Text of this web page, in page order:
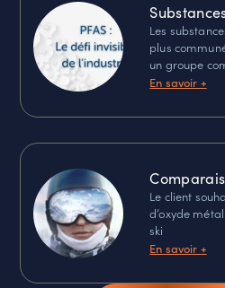
Les
plus
un groupe
composés
En savoir +
dépôt
un
Le client
d’oxyde
ski
En savoir +